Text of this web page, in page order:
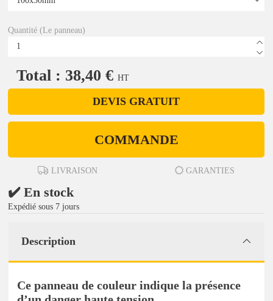
Quantité (Le panneau)
Total : 38,40 € HT
DEVIS GRATUIT
COMMANDE
LIVRAISON GARANTIES
✔️ En stock
Expédié sous 7 jours
Description
Ce panneau de couleur indique la présence